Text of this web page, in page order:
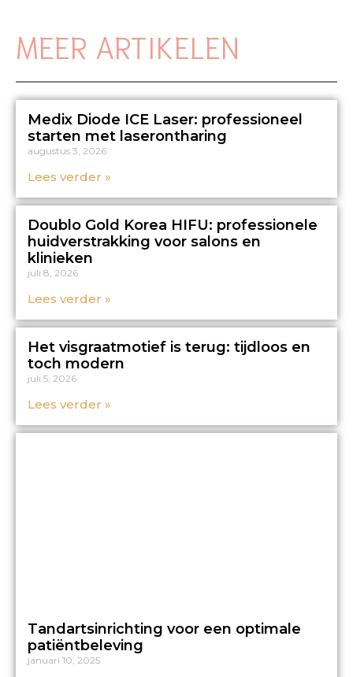
MEER ARTIKELEN
Medix Diode ICE Laser: professioneel
starten met laserontharing
augustus 3, 2026
Lees verder »
Doublo Gold Korea HIFU: professionele
huidverstrakking voor salons en
klinieken
juli 8, 2026
Lees verder »
Het visgraatmotief is terug: tijdloos en
toch modern
juli 5, 2026
Lees verder »
Tandartsinrichting voor een optimale
patiëntbeleving
januari 10, 2025